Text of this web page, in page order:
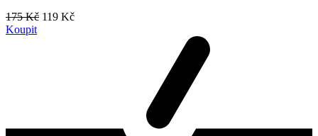
175 Kč 119 Kč
Koupit